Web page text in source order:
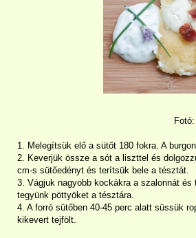
Fotó:
1. Melegítsük elő a sütőt 180 fokra. A
2. Keverjük össze a sót a liszttel és
cm-s sütőedényt és terítsük bele a tésztát.
3. Vágjuk nagyobb kockákra a szalonnát
tegyünk pöttyöket a tésztára.
4. A forró sütőben 40-45 perc alatt süssük
kikevert tejfölt.